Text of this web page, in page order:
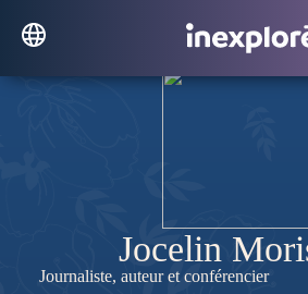
Jocelin
Journaliste, auteur et conférencier